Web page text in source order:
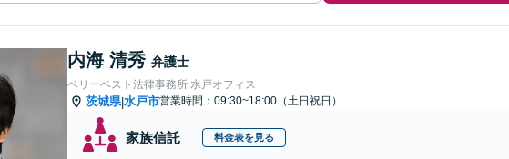
内海 清秀 弁護士
ベリーベスト法律事務所 水戸オフィス
茨城県|水戸市営業時間：09:30~18:00（土日祝日）
家族信託 料金表を見る